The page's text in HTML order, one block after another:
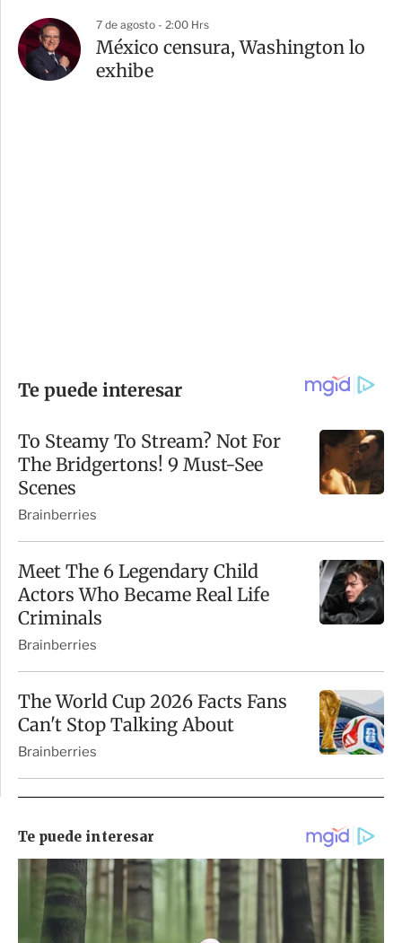
7 de agosto - 2:00 Hrs
México censura, Washington lo
exhibe